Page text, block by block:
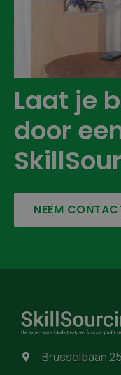
Laat je
door
NEEM
 Brusselbaan